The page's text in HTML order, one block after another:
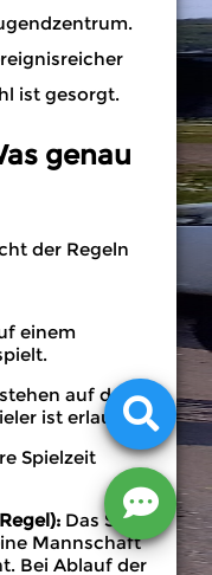
ist gesorgt.
genau
der Regeln
einem
auf dem
ist erlaubt.
Spielzeit
Das Spiel
Mannschaft
Bei Ablauf der